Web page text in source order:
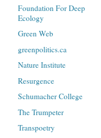
Foundation For Deep
Ecology
Green Web
greenpolitics.ca
Nature Institute
Resurgence
Schumacher College
The Trumpeter
Transpoetry